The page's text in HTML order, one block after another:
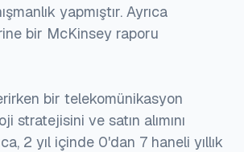
teknolojik aksaklıklar
bu da bir faydalı
etkileyebilir.
yapmıştır. Ayrıca
bir McKinsey raporu
bir telekomünikasyon
stratejisini ve satın alımını
2 yıl içinde 0'dan 7 haneli yıllık